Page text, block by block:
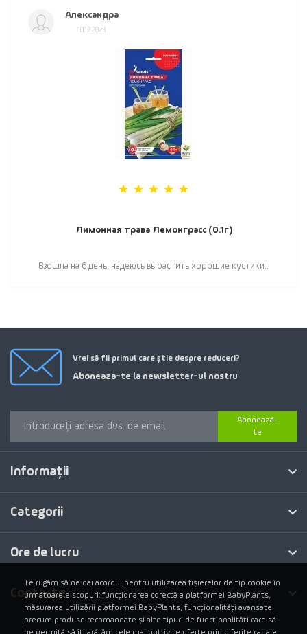
Александра
10.12.2023
Лимонная трава Лемонграсс (0.1г)
Взошла на 6 день, надеюсь вырастить хорошие кустики..
Vrei să fii primul care știe despre reduceri?
Aboneaza-te la newsletter-ul nostru
Abonează-
te
Informaţii
Categorii
Ore de lucru
Contacte
Te rugăm să ne dai acordul pentru utilizarea fișierelor de tip cookie în
următoarele scopuri: funcționarea corectă a platformei BabyPlants,
măsurarea utilizării platformei BabyPlants, funcționalități avansate
precum produse recomandate și alte tipuri de funcționalități care să